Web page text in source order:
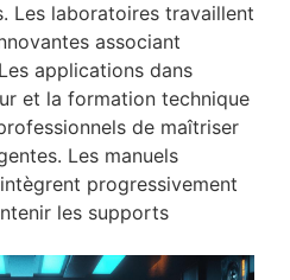
Les laboratoires travaillent
associant
applications dans
et la formation technique
de maîtriser
Les manuels
progressivement
les supports